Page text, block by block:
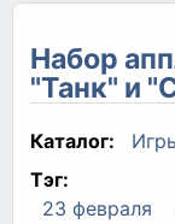
Набор
"Танк" и
Каталог:
Тэг:
23 февраля